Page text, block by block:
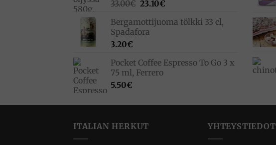
33.00€ Alkuperäinen
oli:
33.00€.
23.10€Nykyinen
on:
Bergamottijuoma tölkki 33 cl,
Spadafora
3.20€
Pocket Coffee Espresso To Go 3 x
75 ml, Ferrero
5.50€
ITALIAN HERKUT YHTEYSTIEDOT